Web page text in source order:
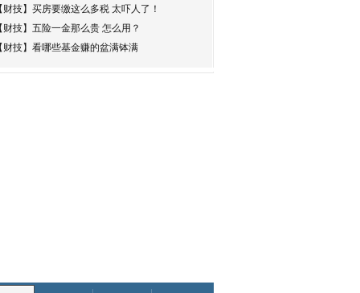
财技】 买房要缴这么多税 太吓人了！
财技】 五险一金那么贵 怎么用？
财技】 看哪些基金赚的盆满钵满